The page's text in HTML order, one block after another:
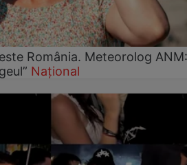
România. Meteorolog ANM:
Național